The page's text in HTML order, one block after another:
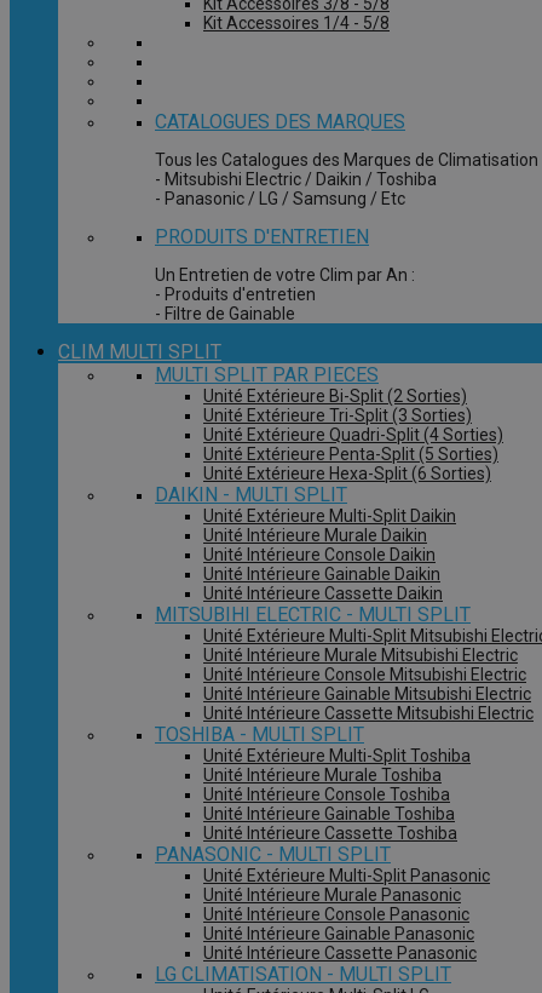
Kit Accessoires 1/4 - 5/8
CATALOGUES DES MARQUES
Tous les Catalogues des Marques de Climatisation
- Mitsubishi Electric / Daikin / Toshiba
- Panasonic / LG / Samsung / Etc
PRODUITS D'ENTRETIEN
Un Entretien de votre Clim par An :
- Produits d'entretien
- Filtre de Gainable
CLIM MULTI SPLIT
MULTI SPLIT PAR PIECES
Unité Extérieure Bi-Split (2 Sorties)
Unité Extérieure Tri-Split (3 Sorties)
Unité Extérieure Quadri-Split (4 Sorties)
Unité Extérieure Penta-Split (5 Sorties)
Unité Extérieure Hexa-Split (6 Sorties)
DAIKIN - MULTI SPLIT
Unité Extérieure Multi-Split Daikin
Unité Intérieure Murale Daikin
Unité Intérieure Console Daikin
Unité Intérieure Gainable Daikin
Unité Intérieure Cassette Daikin
MITSUBIHI ELECTRIC - MULTI SPLIT
Unité Extérieure Multi-Split Mitsubishi
Unité Intérieure Murale Mitsubishi Electric
Unité Intérieure Console Mitsubishi Electric
Unité Intérieure Gainable Mitsubishi Electric
Unité Intérieure Cassette Mitsubishi Electric
TOSHIBA - MULTI SPLIT
Unité Extérieure Multi-Split Toshiba
Unité Intérieure Murale Toshiba
Unité Intérieure Console Toshiba
Unité Intérieure Gainable Toshiba
Unité Intérieure Cassette Toshiba
PANASONIC - MULTI SPLIT
Unité Extérieure Multi-Split Panasonic
Unité Intérieure Murale Panasonic
Unité Intérieure Console Panasonic
Unité Intérieure Gainable Panasonic
Unité Intérieure Cassette Panasonic
LG CLIMATISATION - MULTI SPLIT